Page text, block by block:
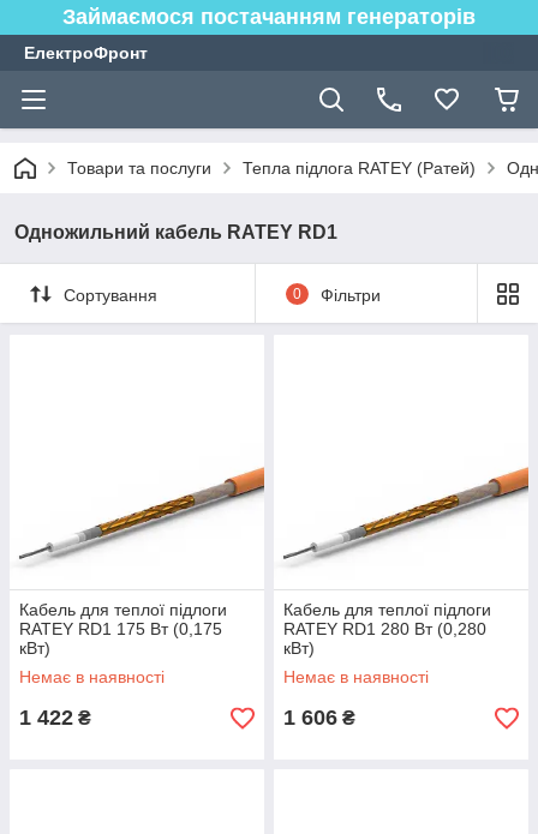
Займаємося постачанням генераторів
ЕлектроФронт
Товари та послуги Тепла підлога RATEY (Ратей)
Одножильний кабель RATEY RD1
Сортування 0 Фільтри
Кабель для теплої підлоги
RATEY RD1 175 Вт (0,175
кВт)
Немає в наявності
1 422 ₴
Кабель для теплої підлоги
RATEY RD1 280 Вт (0,280
кВт)
Немає в наявності
1 606 ₴